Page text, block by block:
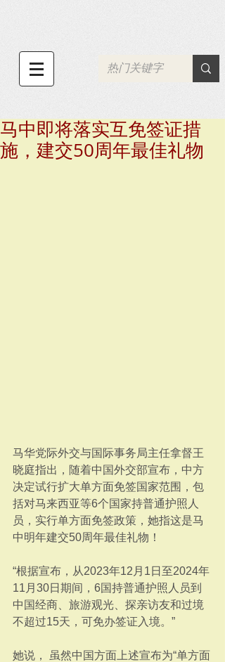
马中即将落实互免签证措
施，建交50周年最佳礼物
马华党际外交与国际事务局主任拿督王
晓庭指出，随着中国外交部宣布，中方
决定试行扩大单方面免签国家范围，包
括对马来西亚等6个国家持普通护照人
员，实行单方面免签政策，她指这是马
中明年建交50周年最佳礼物！
“根据宣布，从2023年12月1日至2024年
11月30日期间，6国持普通护照人员到
中国经商、旅游观光、探亲访友和过境
不超过15天，可免办签证入境。”
她说， 虽然中国方面上述宣布为“单方面